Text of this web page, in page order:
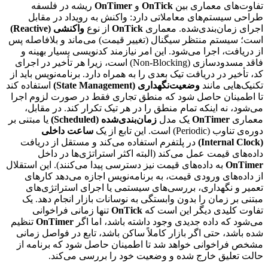
تفاوت‌های معماری بین OnTick و OnTimer ریشه در فلسفه
طراحی سیستم‌های معاملاتی دارد: واکنش به رویداد در مقابل
اجرای زمان‌بندی‌شده. معماری OnTick از نوع واکنشی (Reactive)
است؛ سیستم منتظر سیگنال (تغییر قیمت) می‌ماند و بلافاصله پس
از دریافت، اجرا می‌شود. این امر نیازمند کدنویسی بسیار بهینه و
فاقد مسدودسازی (Non-Blocking) است، زیرا هر تأخیر در اجرای
کد، تأخیر در دریافت تیک بعدی را به همراه دارد. برنامه‌نویس باید از
تکنیک‌هایی مانند وضعیت‌نگهداری (State Management)
استفاده کند
تا اطمینان حاصل شود که منطق تجاری فقط در صورت لزوم اجرا
می‌شود، نه اینکه تمام منطق را در هر تیک تکرار کند. در مقابل،
معماری OnTimer یک مدل زمان‌بندی‌شده (Scheduled)
یا مبتنی بر
دوره‌ی تناوب (Periodic) است. این تابع از یک
ساعت داخلی
(Internal Clock)
در پلتفرم استفاده می‌کند و مستقل از دریافت
داده‌های قیمت عمل می‌کند (البته اکثر استراتژی‌ها در داخل
OnTimer به داده‌های قیمت نیز دسترسی پیدا می‌کنند). این استقلال
از داده‌های ورودی قیمت، به برنامه‌نویس اجازه می‌دهد کارهای
تعمیر و نگهداری، بررسی‌های سیستمی یا اجرای استراتژی‌های
مبتنی بر زمان را بدون وابستگی به نوسانات بازار انجام دهد. یک
تفاوت کلیدی دیگر این است که OnTick تنها زمانی فراخوانی
می‌شود که داده جدیدی وجود داشته باشد، اما اگر OnTimer تنظیم
شده باشد، حتی اگر بازار کاملاً ساکن باشد، تابع در فواصل زمانی
مشخص فراخوانی خواهد شد تا اطمینان حاصل شود که برنامه از
حالت تعلیق خارج شده و وضعیت خود را بررسی می‌کند.